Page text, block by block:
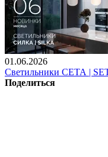
01.06.2026
Светильники СЕТА |
Поделиться